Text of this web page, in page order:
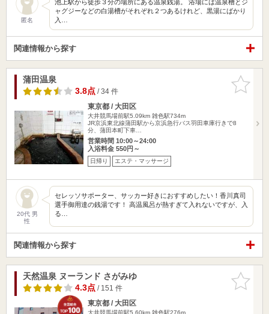
匿名
池上駅から徒歩３分の場所にある温泉銭湯。 浴場には温泉槽とジ
ャグジーなどの白湯槽がそれぞれ２つあるけれど、黒湯にばかり
入…
関連情報から探す
お気に入
りに追加
蒲田温泉
3.8点/ 34 件
東京都 / 大田区
大井競馬場前駅5.09km 雑色駅734m
JR京浜東北線蒲田駅から京浜急行バス羽田車庫行きで8
分、蒲田本町下車…
営業時間 10:00～24:00
入浴料金 550円～
日帰り エステ・マッサージ
20代 男
性
セレッソサポーター、サッカー好きにおすすめしたい！香川真司
選手御用達の銭湯です！ 高温風呂が熱すぎて入れないですが、入
る…
関連情報から探す
お気に入
りに追加
天然温泉 ヌーランド さがみゆ
4.3点/ 151 件
東京都 / 大田区
大井競馬場前駅5.60km 雑色駅276m